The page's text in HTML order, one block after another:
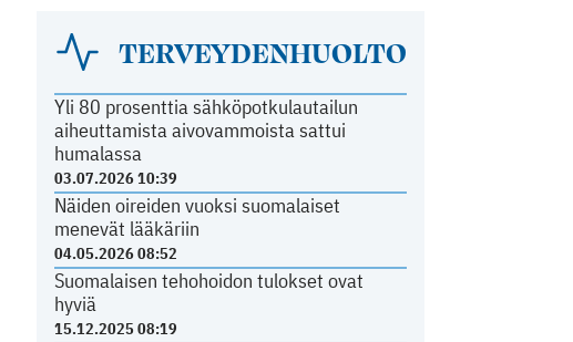
TERVEYDENHUOLTO
Yli 80 prosenttia sähköpotkulautailun
aiheuttamista aivovammoista sattui
humalassa
03.07.2026 10:39
Näiden oireiden vuoksi suomalaiset
menevät lääkäriin
04.05.2026 08:52
Suomalaisen tehohoidon tulokset ovat
hyviä
15.12.2025 08:19